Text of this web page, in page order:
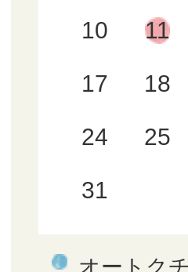
10 11
17 18
24 25
31
オートク